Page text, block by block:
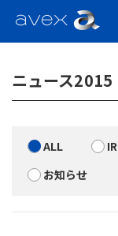
ニュース2015
ALL IR
お知らせ